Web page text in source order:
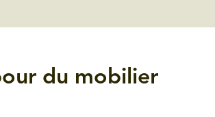
du mobilier